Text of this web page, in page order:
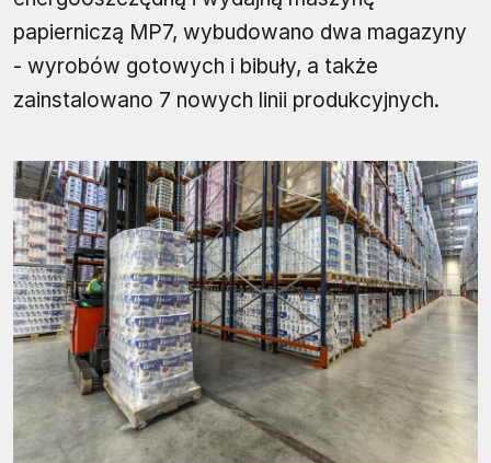
papierniczą MP7, wybudowano dwa magazyny
- wyrobów gotowych i bibuły, a także
zainstalowano 7 nowych linii produkcyjnych.